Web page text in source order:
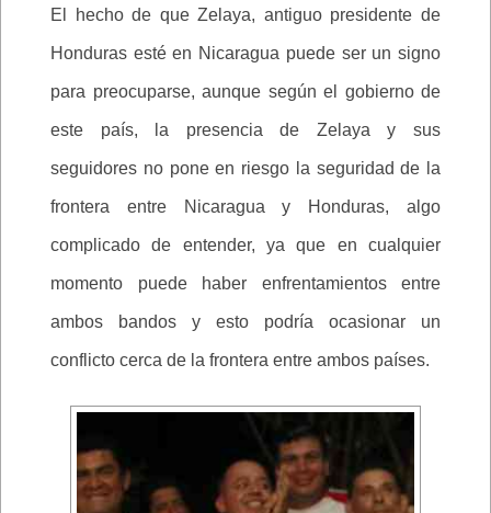
El hecho de que Zelaya, antiguo presidente de
Honduras esté en Nicaragua puede ser un signo
para preocuparse, aunque según el gobierno de
este país, la presencia de Zelaya y sus
seguidores no pone en riesgo la seguridad de la
frontera entre Nicaragua y Honduras, algo
complicado de entender, ya que en cualquier
momento puede haber enfrentamientos entre
ambos bandos y esto podría ocasionar un
conflicto cerca de la frontera entre ambos países.